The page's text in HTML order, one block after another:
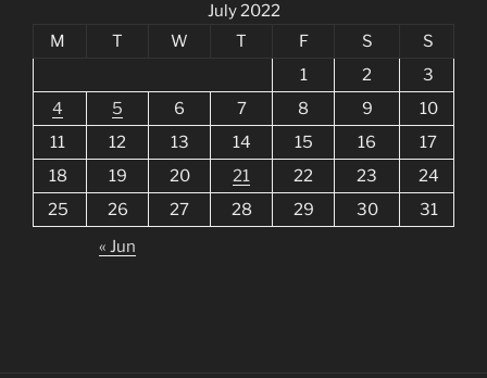
July 2022
M
T W T F S
S
1
2
3
4
5 6 7 8 9
10
11
12 13 14 15 16
17
18
19 20 21 22 23
24
25
26 27 28 29 30
31
« Jun